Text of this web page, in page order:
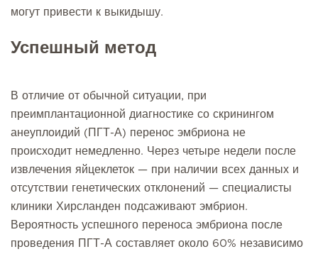
могут привести к выкидышу.
Успешный метод
В отличие от обычной ситуации, при
преимплантационной диагностике со скринингом
анеуплоидий (ПГТ-А) перенос эмбриона не
происходит немедленно. Через четыре недели после
извлечения яйцеклеток — при наличии всех данных и
отсутствии генетических отклонений — специалисты
клиники Хирсланден подсаживают эмбрион.
Вероятность успешного переноса эмбриона после
проведения ПГТ-А составляет около 60% независимо